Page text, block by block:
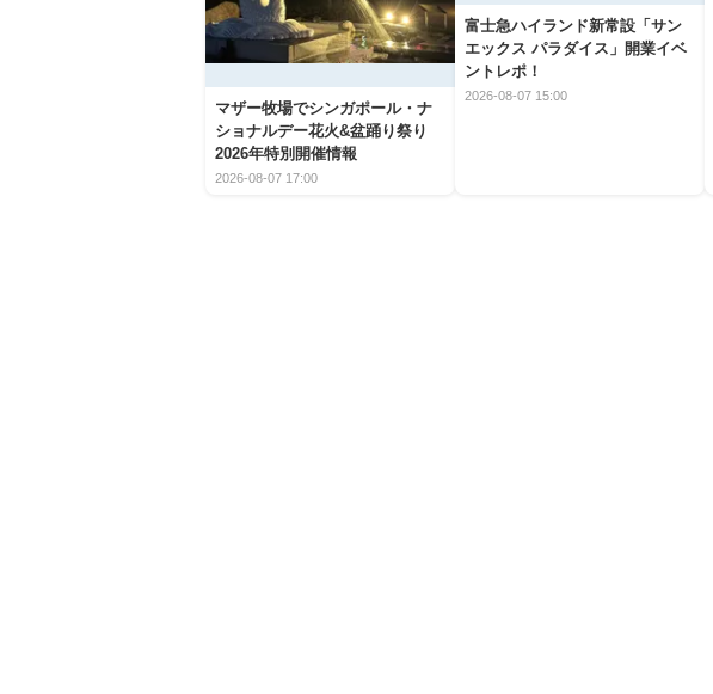
マザー牧場でシンガポール・ナ
ショナルデー花火&盆踊り祭り
2026年特別開催情報
2026-08-07 17:00
富士急ハイランド新常設「サン
エックス パラダイス」開業イベ
ントレポ！
2026-08-07 15:00